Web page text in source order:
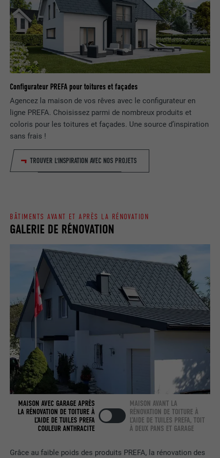
Configurateur PREFA pour toitures et façades
Agencez la maison de vos rêves avec le configurateur en
ligne PREFA. Choisissez parmi de nombreux produits et
coloris pour les toitures et façades. Une source d’inspiration
sans frais !
TROUVER L'INSPIRATION AVEC NOS PROJETS
Grâce au faible poids des produits PREFA, la rénovation des
GALERIE DE RÉNOVATION
BÂTIMENTS AVANT ET APRÈS LA RÉNOVATION
MAISON AVEC GARAGE APRÈS
LA RÉNOVATION DE TOITURE À
L’AIDE DE TUILES PREFA
COULEUR ANTHRACITE
MAISON AVANT LA
RÉNOVATION DE TOITURE À
L’AIDE DE TUILES PREFA, TOIT
À DEUX PANS ET GARAGE
FOURNISSEUR Google Universal Analytics
EXPIRATION 1 jour
UTILITÉ
Enregistre un identifiant unique utilisé
pour générer des données statistiques
sur la manière dont l'utilisateur utilise le
site Internet.
NOM _gaexp
FOURNISSEUR
EXPIRATION 90 jours
SafeSearch doit être activé ou non.
NOM lang
FOURNISSEUR ads.linkedin.com
EXPIRATION Session
UTILITÉ
Enregistre la langue choisie par
l'utilisateur pour un site Internet.
UTILITÉ
Utilisé par LinkedIn lorsqu'un site
Internet contient une fenêtre « Suivez-
nous » intégrée.
NOM bcookie
FOURNISSEUR LinkedIn
EXPIRATION
UTILITÉ
Utilisé par le service de réseau social
LinkedIn pour suivre l'utilisation de
services intégrés.
bscookie
FOURNISSEUR LinkedIn